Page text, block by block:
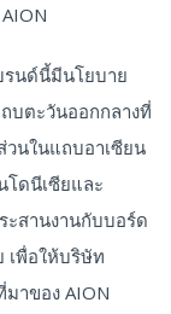
รนด์นี้มีนโยบาย
บตะวันออกกลางที่
วนในแถบอาเซียน
โดนีเซียและ
ะสานงานกับบอร์ด
เพื่อให้บริษัท
าของ AION